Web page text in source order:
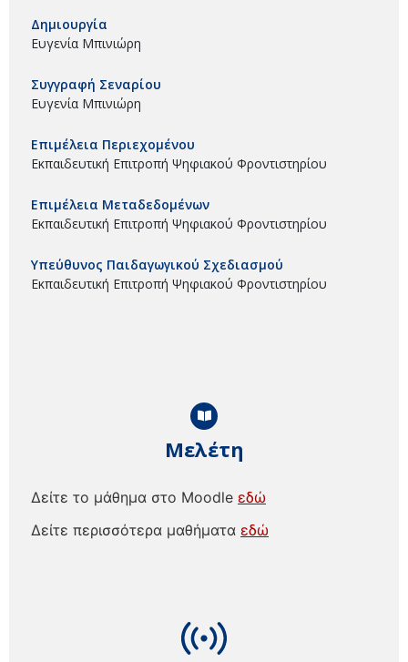
Μελέτη
Δείτε το μάθημα στο Moodle εδώ
Δείτε περισσότερα μαθήματα εδώ
Δημιουργία
Ευγενία Μπινιώρη
Συγγραφή Σεναρίου
Ευγενία Μπινιώρη
Επιμέλεια Περιεχομένου
Εκπαιδευτική Επιτροπή Ψηφιακού Φροντιστηρίου
Επιμέλεια Μεταδεδομένων
Εκπαιδευτική Επιτροπή Ψηφιακού Φροντιστηρίου
Υπεύθυνος Παιδαγωγικού Σχεδιασμού
Εκπαιδευτική Επιτροπή Ψηφιακού Φροντιστηρίου